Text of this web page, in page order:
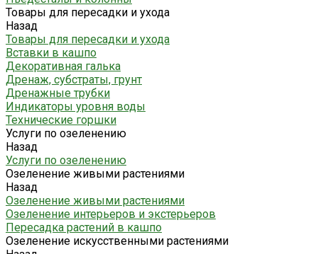
Товары для пересадки и ухода
Назад
Товары для пересадки и ухода
Вставки в кашпо
Декоративная галька
Дренаж, субстраты, грунт
Дренажные трубки
Индикаторы уровня воды
Технические горшки
Услуги по озеленению
Назад
Услуги по озеленению
Озеленение живыми растениями
Назад
Озеленение живыми растениями
Озеленение интерьеров и экстерьеров
Пересадка растений в кашпо
Озеленение искусственными растениями